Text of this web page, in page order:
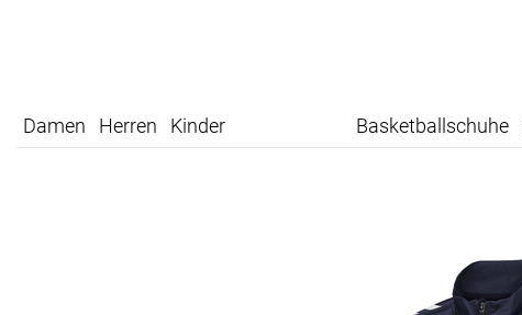
Damen Herren Kinder Basketballschuhe